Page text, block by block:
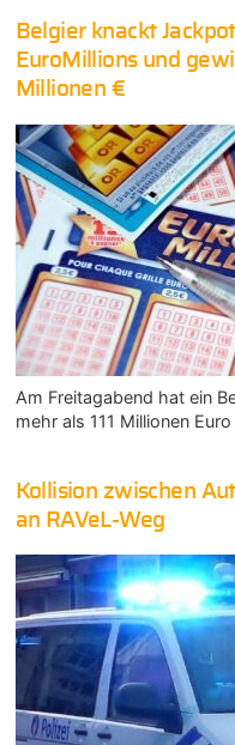
Belgier knackt
EuroMillions und
Millionen €
Am Freitagabend hat ein
mehr als 111 Millionen
Kollision zwischen
an RAVeL-Weg